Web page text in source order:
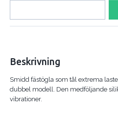
Beskrivning
Smidd fästögla som tål extrema
dubbel modell. Den medföljande
vibrationer.